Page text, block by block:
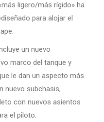
ligero/más rígido» ha
para alojar el
un nuevo
marco del tanque y
le dan un aspecto más
nuevo subchasis,
con nuevos asientos
el piloto.